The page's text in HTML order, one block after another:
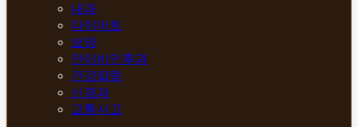
내과
다이어트
보양
안이비인후과
건강칼럼
신경과
교통사고